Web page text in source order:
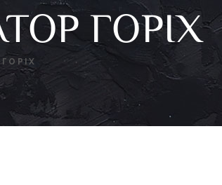
ГОРІХ